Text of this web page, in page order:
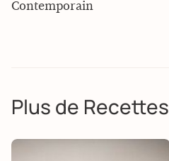
Contemporain
Plus de Recettes